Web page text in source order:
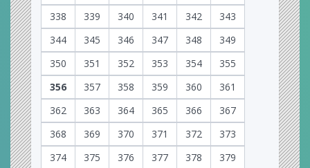
338
339 340 341 342
343
344
345 346 347 348
349
350
351 352 353 354
355
356
357 358 359 360
361
362
363 364 365 366
367
368
369 370 371 372
373
374
375 376 377 378 379